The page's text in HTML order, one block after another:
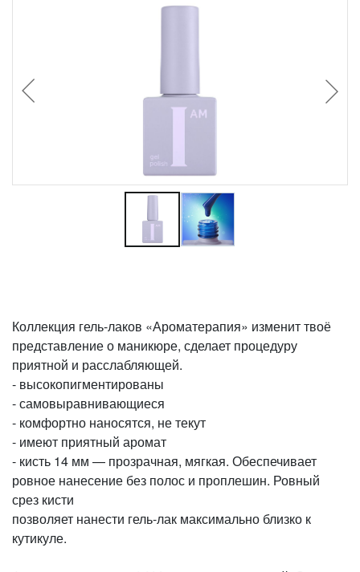
Коллекция гель-лаков «Ароматерапия» изменит твоё
представление о маникюре, сделает процедуру
приятной и расслабляющей.
- высокопигментированы
- самовыравнивающиеся
- комфортно наносятся, не текут
- имеют приятный аромат
- кисть 14 мм — прозрачная, мягкая. Обеспечивает
ровное нанесение без полос и проплешин. Ровный
срез кисти
позволяет нанести гель-лак максимально близко к
кутикуле.